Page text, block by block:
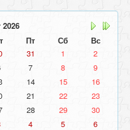
2026
Пт Сб
Вс
31 1
2
7 8 9
14 15
16
21 22
23
28 29
30
4 5 6